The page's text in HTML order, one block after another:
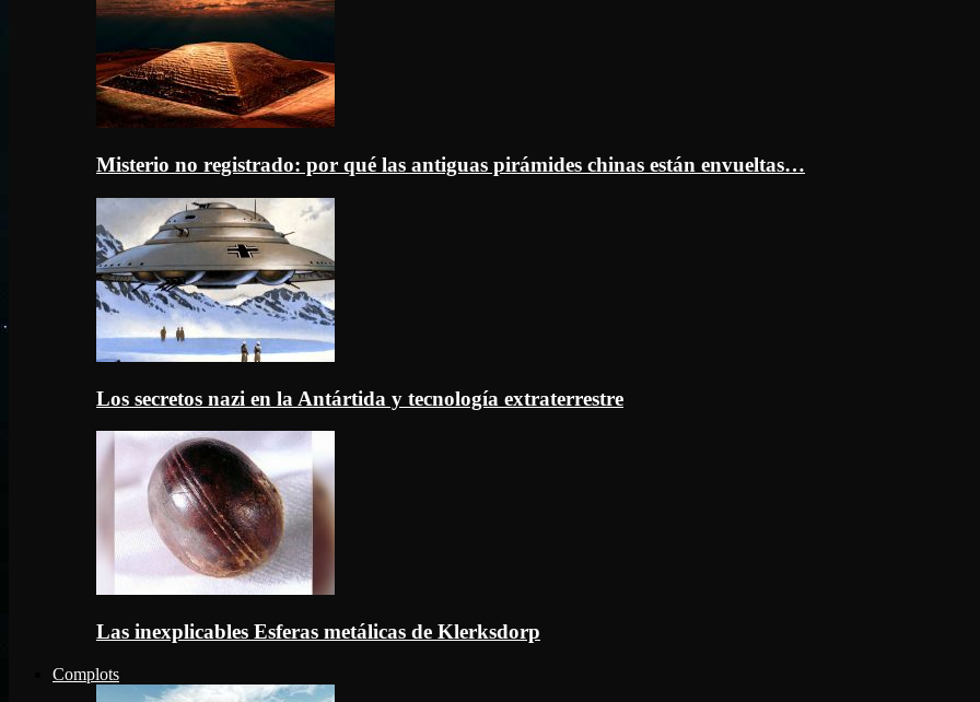
Misterio no registrado: por qué las antiguas pirámides chinas están envueltas…
Los secretos nazi en la Antártida y tecnología extraterrestre
Las inexplicables Esferas metálicas de Klerksdorp
Complots